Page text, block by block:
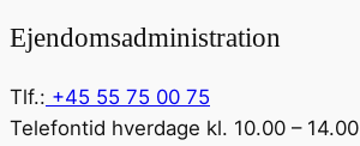
Ejendomsadministration
Tlf.: +45 55 75 00 75
Telefontid hverdage kl. 10.00 – 14.00